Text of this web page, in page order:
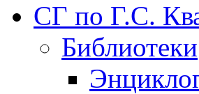
СГ по Г.С.
Библиотеки